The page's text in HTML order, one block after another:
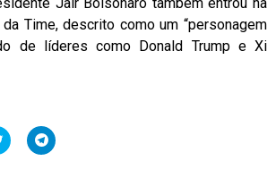
Time, descrito como um “personagem
de líderes como Donald Trump e Xi
Clique
para
Clique
para